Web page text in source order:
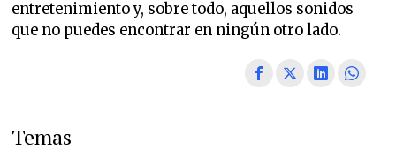
entretenimiento y, sobre todo, aquellos sonidos
que no puedes encontrar en ningún otro lado.
Temas